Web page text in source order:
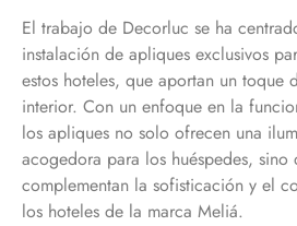
El trabajo de Decorluc se ha
instalación de apliques exclusivos
estos hoteles, que aportan un toque
interior. Con un enfoque en la
los apliques no solo ofrecen una
acogedora para los huéspedes, sino
complementan la sofisticación y el
los hoteles de la marca Meliá.